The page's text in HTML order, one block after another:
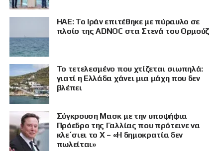
ΗΑΕ: Το Ιράν επιτέθηκε με πύραυλο σε
πλοίο της ADNOC στα Στενά του Ορμούζ
Το τετελεσμένο που χτίζεται σιωπηλά:
γιατί η Ελλάδα χάνει μια μάχη που δεν
βλέπει
Σύγκρουση Μασκ με την υποψήφια
Πρόεδρο της Γαλλίας που πρότεινε να
κλε΄σιει το X – «Η δημοκρατία δεν
πωλείται»